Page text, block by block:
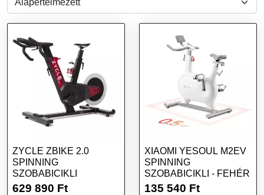
ZYCLE ZBIKE 2.0
SPINNING
SZOBABICIKLI
629 890 Ft
XIAOMI YESOUL M2EV
SPINNING
SZOBABICIKLI - FEHÉR
135 540 Ft